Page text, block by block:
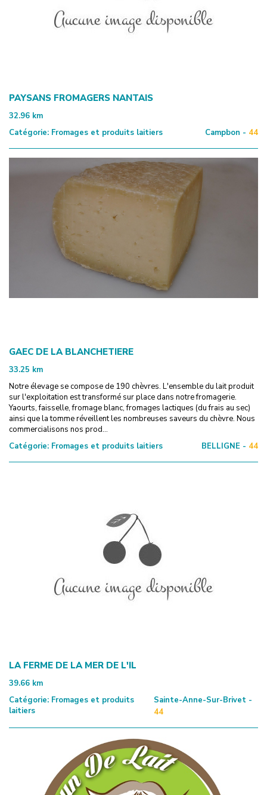
PAYSANS FROMAGERS NANTAIS
32.96 km
Catégorie: Fromages et produits laitiers Campbon - 44
GAEC DE LA BLANCHETIERE
33.25 km
Notre élevage se compose de 190 chèvres. L'ensemble du lait produit
sur l'exploitation est transformé sur place dans notre fromagerie.
Yaourts, faisselle, fromage blanc, fromages lactiques (du frais au sec)
ainsi que la tomme réveillent les nombreuses saveurs du chèvre. Nous
commercialisons nos prod...
Catégorie: Fromages et produits laitiers BELLIGNE - 44
LA FERME DE LA MER DE L'IL
39.66 km
Catégorie: Fromages et produits
laitiers
Sainte-Anne-Sur-Brivet -
44